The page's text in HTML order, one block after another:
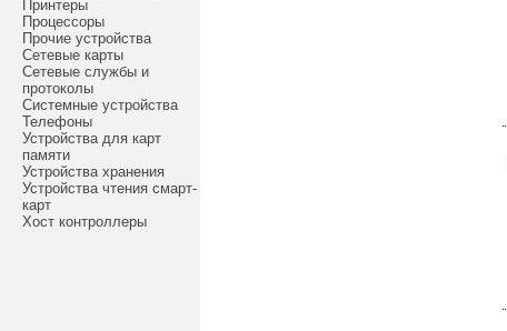
Принтеры
Процессоры
Прочие устройства
Сетевые карты
Сетевые службы и
протоколы
Системные устройства
Телефоны
Устройства для карт
памяти
Устройства хранения
Устройства чтения смарт-
карт
Хост контроллеры